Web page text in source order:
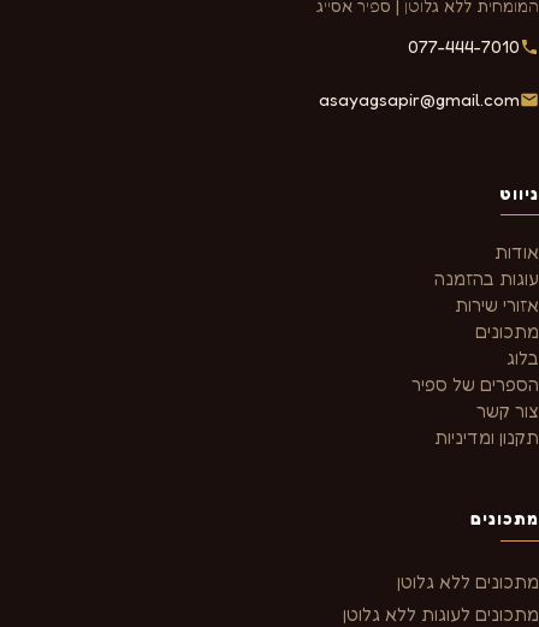
המומחית ללא גלוטן | ספיר אסייג
077-444-7010
asayagsapir@gmail.com
ניווט
אודות
עוגות בהזמנה
אזורי שירות
מתכונים
בלוג
הספרים של ספיר
צור קשר
תקנון ומדיניות
מתכונים
מתכונים ללא גלוטן
מתכונים לעוגות ללא גלוטן